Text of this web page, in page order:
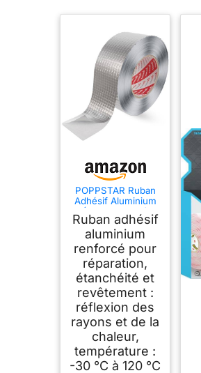
POPPSTAR Ruban
Adhésif Aluminium
(50m x 48mm)
Renforcé par Fibre
de Verre pour
Isolation &
Tuyauteries,
Résistant à la
Chaleur & Barrière
contre Vapeur
Ruban adhésif
aluminium
renforcé pour
réparation,
étanchéité et
revêtement :
réflexion des
rayons et de la
chaleur,
température :
-30 °C à 120 °C